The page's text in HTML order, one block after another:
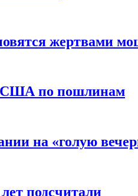
жертвами
США по пошлинам
на «голую
подсчитали